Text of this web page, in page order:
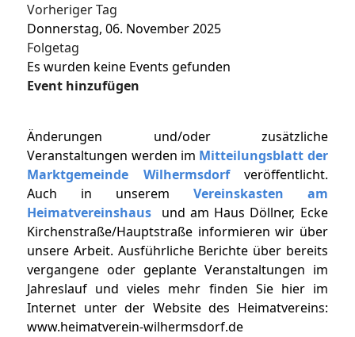
Vorheriger Tag
Donnerstag, 06. November 2025
Folgetag
Es wurden keine Events gefunden
Event hinzufügen
Änderungen und/oder zusätzliche
Veranstaltungen werden im Mitteilungsblatt der
Marktgemeinde Wilhermsdorf veröffentlicht.
Auch in unserem Vereinskasten am
Heimatvereinshaus
und am Haus Döllner, Ecke
Kirchenstraße/Hauptstraße informieren wir über
unsere Arbeit. Ausführliche Berichte über bereits
vergangene oder geplante Veranstaltungen im
Jahreslauf und vieles mehr finden Sie hier im
Internet unter der Website des Heimatvereins:
www.heimatverein-wilhermsdorf.de